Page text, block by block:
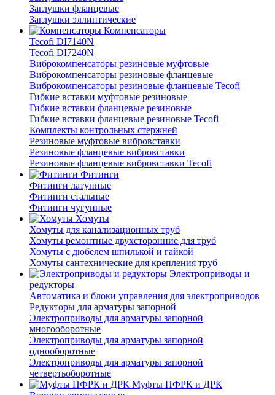
Заглушки фланцевые
Заглушки эллиптические
Компенсаторы
Tecofi DI7140N
Tecofi DI7240N
Виброкомпенсаторы резиновые муфтовые
Виброкомпенсаторы резиновые фланцевые
Виброкомпенсаторы резиновые фланцевые Tecofi
Гибкие вставки муфтовые резиновые
Гибкие вставки фланцевые резиновые
Гибкие вставки фланцевые резиновые Tecofi
Комплекты контрольных стержней
Резиновые муфтовые вибровставки
Резиновые фланцевые вибровставки
Резиновые фланцевые вибровставки Tecofi
Фитинги
Фитинги латунные
Фитинги стальные
Фитинги чугунные
Хомуты
Хомуты для канализационных труб
Хомуты ремонтные двухсторонние для труб
Хомуты с дюбелем шпилькой и гайкой
Хомуты сантехнические для крепления труб
Электроприводы и
редукторы
Автоматика и блоки управления для электроприводов
Редукторы для арматуры запорной
Электроприводы для арматуры запорной
многооборотные
Электроприводы для арматуры запорной
однооборотные
Электроприводы для арматуры запорной
четвертьоборотные
Муфты ПФРК и ДРК